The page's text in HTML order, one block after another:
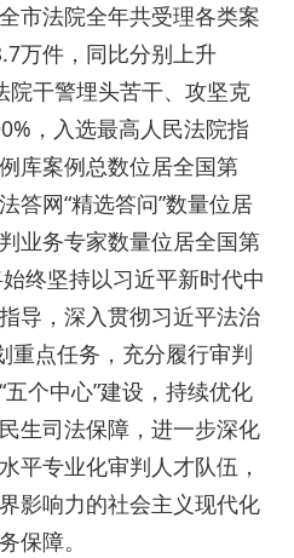
市法院全年共受理各类案
万件，同比分别上升
院干警埋头苦干、攻坚克
，入选最高人民法院指
库案例总数位居全国第
答网“精选答问”数量位居
业务专家数量位居全国第
终坚持以习近平新时代中
导，深入贯彻习近平法治
重点任务，充分履行审判
个中心”建设，持续优化
生司法保障，进一步深化
平专业化审判人才队伍，
影响力的社会主义现代化
保障。